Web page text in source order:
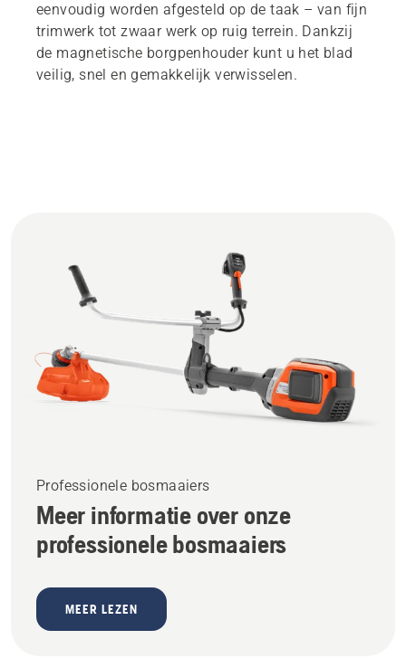
eenvoudig worden afgesteld op de taak – van fijn
trimwerk tot zwaar werk op ruig terrein. Dankzij
de magnetische borgpenhouder kunt u het blad
veilig, snel en gemakkelijk verwisselen.
Professionele bosmaaiers
Meer informatie over onze
professionele bosmaaiers
MEER LEZEN